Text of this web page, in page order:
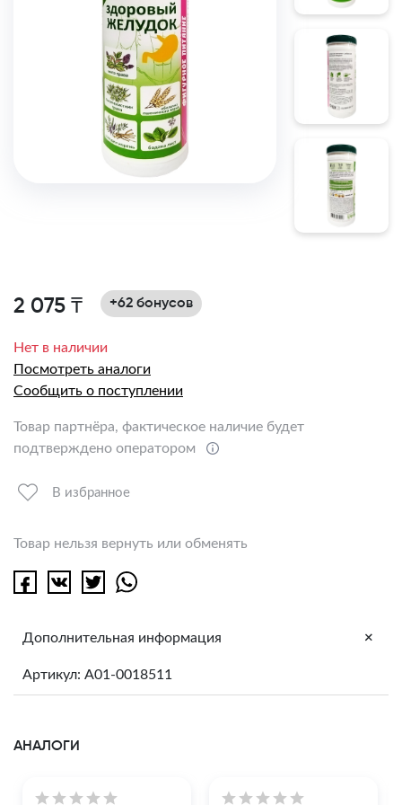
2 075 ₸ +62 бонусов
Нет в наличии
Посмотреть аналоги
Сообщить о поступлении
Товар партнёра, фактическое наличие будет
подтверждено оператором
В избранное
Товар нельзя вернуть или обменять
Дополнительная информация +
Артикул: A01-0018511
АНАЛОГИ